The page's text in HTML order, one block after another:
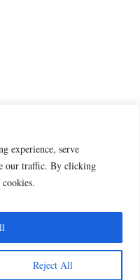
experience, serve
our traffic. By clicking
Reject All